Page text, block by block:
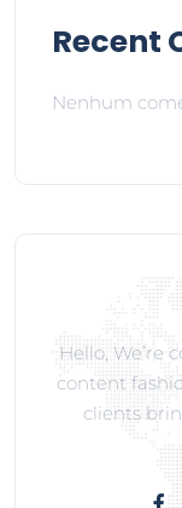
Recent
Nenhum
Hello, We’re
content
clients